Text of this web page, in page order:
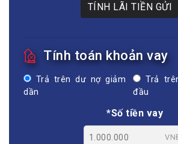
TÍNH LÃI TIỀN GỬI
Tính toán khoản vay
Trả trên dư nợ giảm
dần
Trả
đầu
*Số tiền vay